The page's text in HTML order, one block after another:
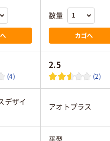
数量
カゴへ
(4)
2.5
(2)
デザイ
アオトプラス
平型